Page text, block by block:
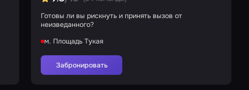
Готовы ли вы рискнуть и принять вызов от
неизведанного?
м. Площадь Тукая
Забронировать